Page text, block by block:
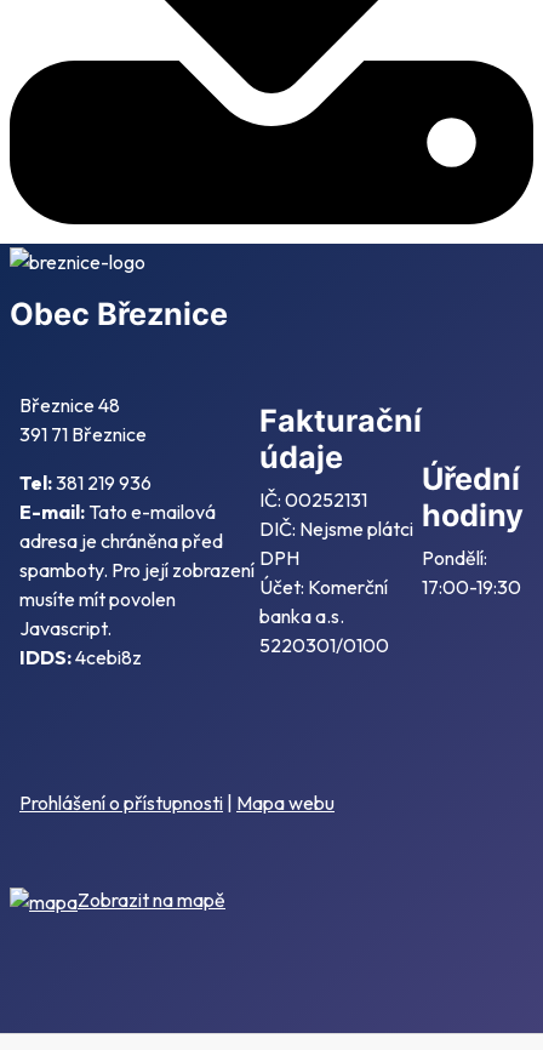
Obec Březnice
Březnice 48
391 71 Březnice
Tel:381 219 936
E-mail: Tato e-mailová
adresa je chráněna před
spamboty. Pro její zobrazení
musíte mít povolen
Javascript.
IDDS:4cebi8z
Fakturační
údaje
IČ: 00252131
DIČ: Nejsme plátci
DPH
Účet: Komerční
banka a.s.
5220301/0100
Úřední
hodiny
Pondělí:
17:00-19:30
Prohlášení o přístupnosti | Mapa webu
Zobrazit na mapě